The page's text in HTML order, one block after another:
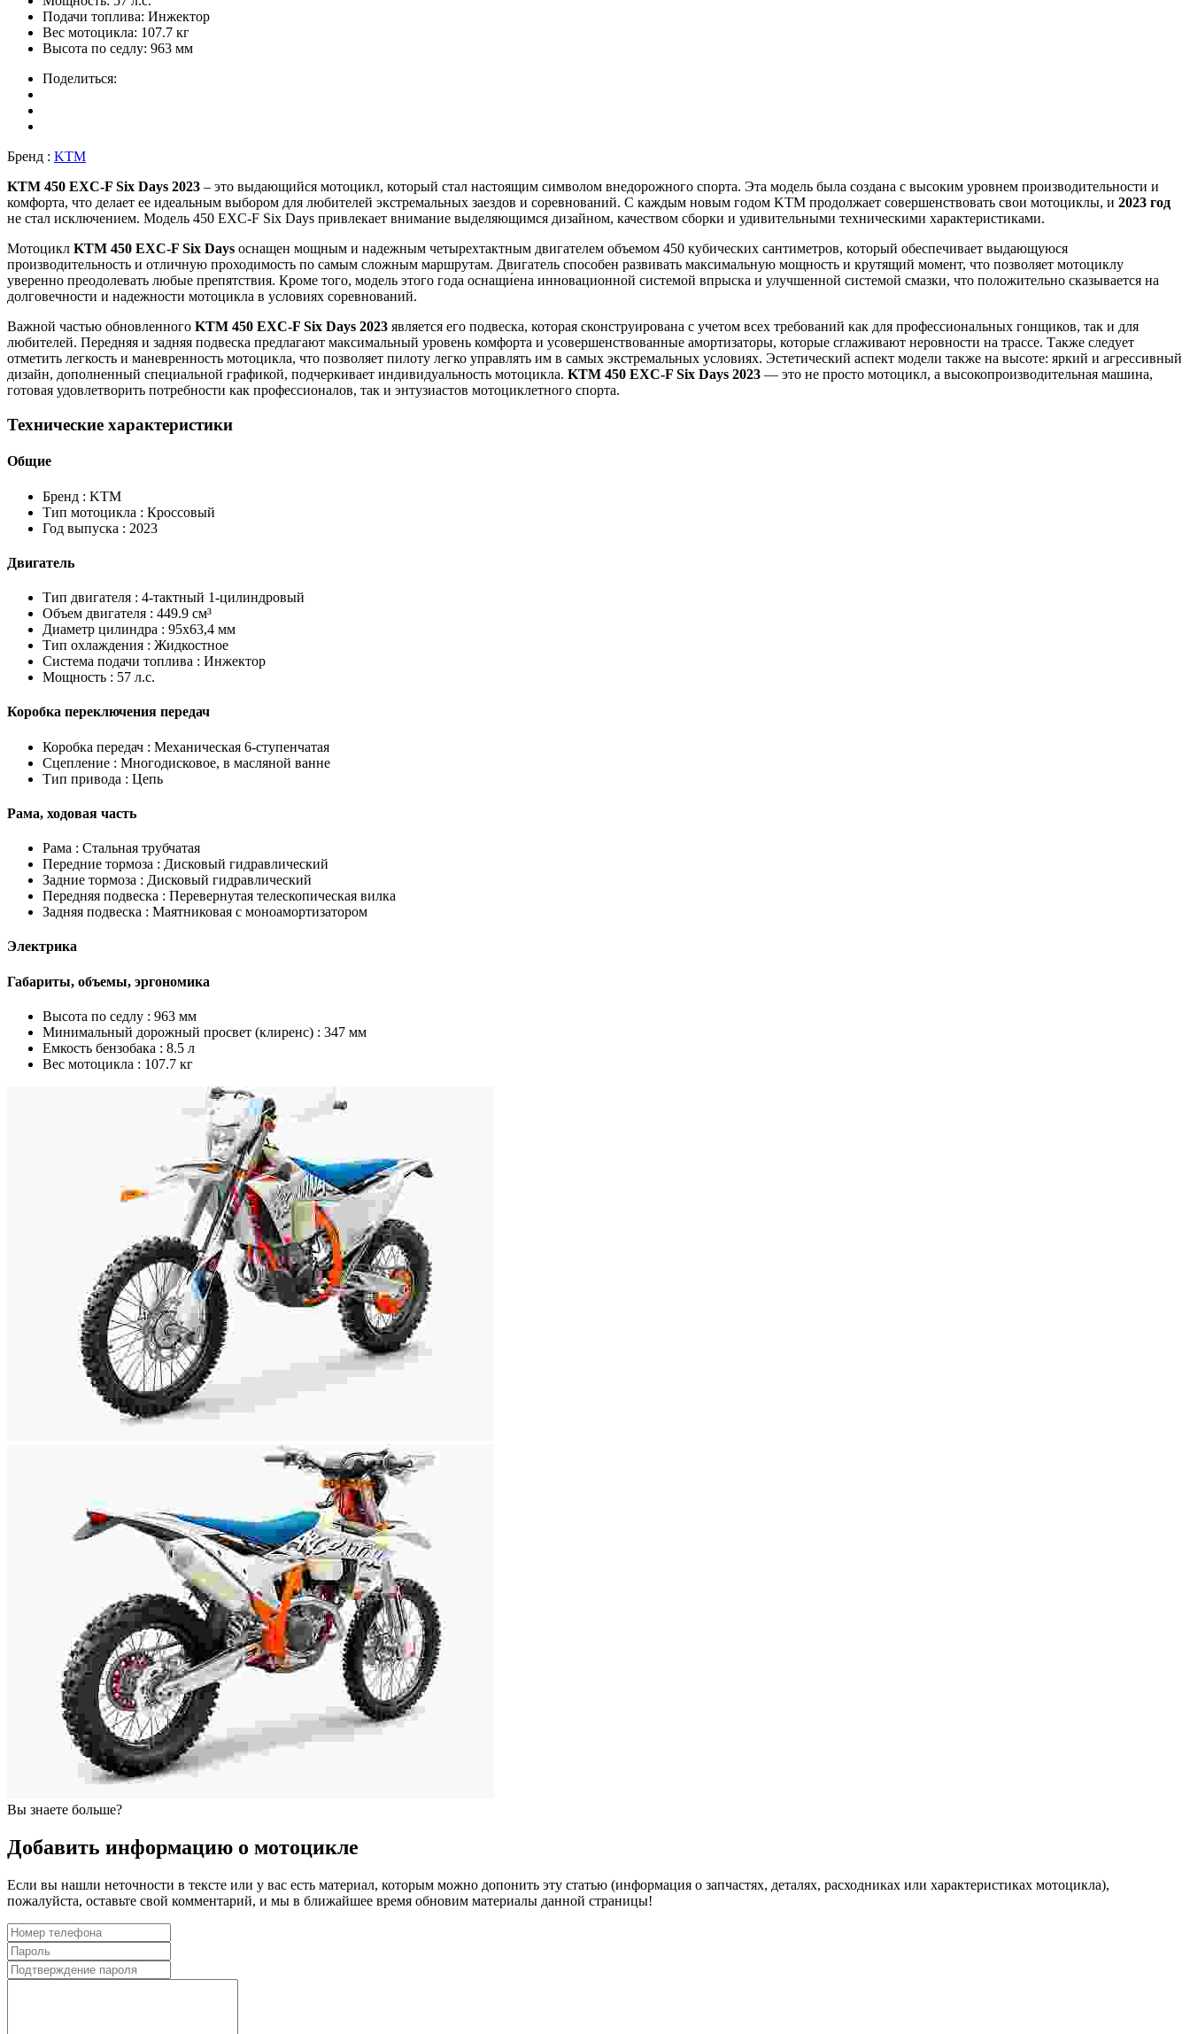
Подачи топлива: Инжектор
Вес мотоцикла: 107.7 кг
Высота по седлу: 963 мм
Поделиться:
Бренд : KTM
KTM 450 EXC-F Six Days 2023 – это выдающийся мотоцикл, который стал настоящим символом внедорожного спорта. Эта модель была создана с высоким уровнем производительности и
комфорта, что делает ее идеальным выбором для любителей экстремальных заездов и соревнований. С каждым новым годом KTM продолжает совершенствовать свои мотоциклы, и 2023 год
не стал исключением. Модель 450 EXC-F Six Days привлекает внимание выделяющимся дизайном, качеством сборки и удивительными техническими характеристиками.
Мотоцикл KTM 450 EXC-F Six Days оснащен мощным и надежным четырехтактным двигателем объемом 450 кубических сантиметров, который обеспечивает выдающуюся
производительность и отличную проходимость по самым сложным маршрутам. Двигатель способен развивать максимальную мощность и крутящий момент, что позволяет мотоциклу
уверенно преодолевать любые препятствия. Кроме того, модель этого года оснащи́ена инновационной системой впрыска и улучшенной системой смазки, что положительно сказывается на
долговечности и надежности мотоцикла в условиях соревнований.
Важной частью обновленного KTM 450 EXC-F Six Days 2023 является его подвеска, которая сконструирована с учетом всех требований как для профессиональных гонщиков, так и для
любителей. Передняя и задняя подвеска предлагают максимальный уровень комфорта и усовершенствованные амортизаторы, которые сглаживают неровности на трассе. Также следует
отметить легкость и маневренность мотоцикла, что позволяет пилоту легко управлять им в самых экстремальных условиях. Эстетический аспект модели также на высоте: яркий и агрессивный
дизайн, дополненный специальной графикой, подчеркивает индивидуальность мотоцикла. KTM 450 EXC-F Six Days 2023 — это не просто мотоцикл, а высокопроизводительная машина,
готовая удовлетворить потребности как профессионалов, так и энтузиастов мотоциклетного спорта.
Технические характеристики
Общие
Бренд : KTM
Тип мотоцикла : Кроссовый
Год выпуска : 2023
Двигатель
Тип двигателя : 4-тактный 1-цилиндровый
Объем двигателя : 449.9 см³
Диаметр цилиндра : 95x63,4 мм
Тип охлаждения : Жидкостное
Система подачи топлива : Инжектор
Мощность : 57 л.с.
Коробка переключения передач
Коробка передач : Механическая 6-ступенчатая
Сцепление : Многодисковое, в масляной ванне
Тип привода : Цепь
Рама, ходовая часть
Рама : Стальная трубчатая
Передние тормоза : Дисковый гидравлический
Задние тормоза : Дисковый гидравлический
Передняя подвеска : Перевернутая телескопическая вилка
Задняя подвеска : Маятниковая с моноамортизатором
Электрика
Габариты, объемы, эргономика
Высота по седлу : 963 мм
Минимальный дорожный просвет (клиренс) : 347 мм
Емкость бензобака : 8.5 л
Вес мотоцикла : 107.7 кг
Вы знаете больше?
Добавить информацию о мотоцикле
Если вы нашли неточности в тексте или у вас есть материал, которым можно допонить эту статью (информация о запчастях, деталях, расходниках или характеристиках мотоцикла),
пожалуйста, оставьте свой комментарий, и мы в ближайшее время обновим материалы данной страницы!